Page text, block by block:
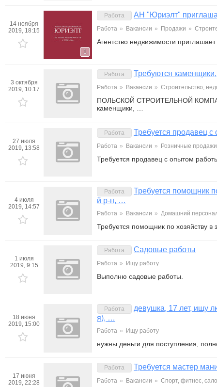
14 ноября
2019, 18:15
1
Работа АН "Юриэлт"
Работа » Вакансии » Продажи »
Агентство недвижимости
3 октября
2019, 10:17
Работа Требуются
Работа » Вакансии » Строительство,
ПОЛЬСКОЙ СТРОИТЕЛЬНОЙ
каменщики, …
27 июля
2019, 13:58
Работа Требуется продавец
Работа » Вакансии » Розничные
Требуется продавец с опытом
4 июля
2019, 14:57
Работа
Требуется помощник
й р-н, …
Работа » Вакансии » Домашний
Требуется помощник по хозяйству
1 июля
2019, 9:15
Работа Садовые работы
Работа » Ищу работу
Выполню садовые работы.
18 июня
2019, 15:00
Работа
девушка, 17 лет, ищу
я), …
Работа » Ищу работу
нужны деньги для поступления,
17 июня
2019, 22:28
Работа Требуется мастер
Работа » Вакансии » Спорт, фитнес,